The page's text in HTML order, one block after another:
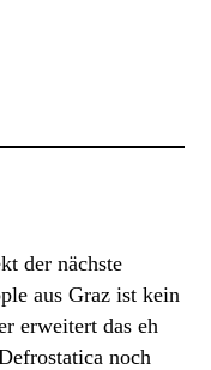
der nächste
aus Graz ist kein
erweitert das eh
noch